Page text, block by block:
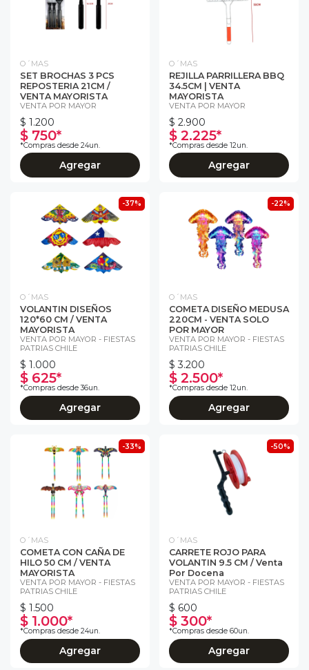
O´MAS
SET BROCHAS 3 PCS
REPOSTERIA 21CM /
VENTA MAYORISTA
VENTA POR MAYOR
$ 1.200
$ 750*
*Compras desde 24un.
Agregar
O´MAS
REJILLA PARRILLERA BBQ
34.5CM | VENTA
MAYORISTA
VENTA POR MAYOR
$ 2.900
$ 2.225*
*Compras desde 12un.
Agregar
-37%
O´MAS
VOLANTIN DISEÑOS
120*60 CM / VENTA
MAYORISTA
VENTA POR MAYOR - FIESTAS
PATRIAS CHILE
$ 1.000
$ 625*
*Compras desde 36un.
Agregar
-22%
O´MAS
COMETA DISEÑO MEDUSA
220CM - VENTA SOLO
POR MAYOR
VENTA POR MAYOR - FIESTAS
PATRIAS CHILE
$ 3.200
$ 2.500*
*Compras desde 12un.
Agregar
-33%
O´MAS
COMETA CON CAÑA DE
HILO 50 CM / VENTA
MAYORISTA
VENTA POR MAYOR - FIESTAS
PATRIAS CHILE
$ 1.500
$ 1.000*
*Compras desde 24un.
Agregar
-50%
O´MAS
CARRETE ROJO PARA
VOLANTIN 9.5 CM / Venta
Por Docena
VENTA POR MAYOR - FIESTAS
PATRIAS CHILE
$ 600
$ 300*
*Compras desde 60un.
Agregar